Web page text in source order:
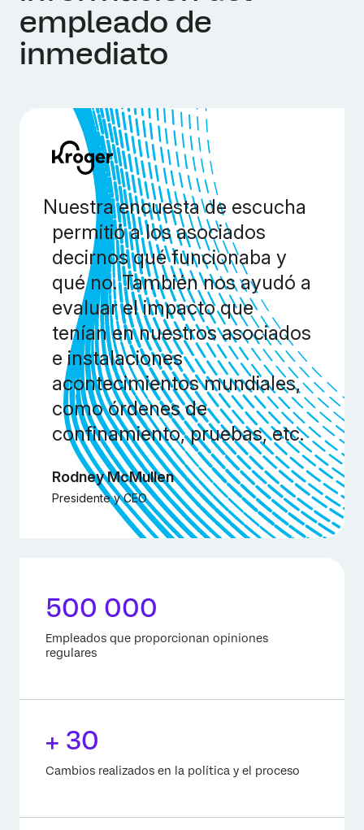
empleado de
inmediato
Nuestra encuesta de escucha
permitió a los asociados
decirnos qué funcionaba y
qué no. También nos ayudó a
evaluar el impacto que
tenían en nuestros asociados
e instalaciones
acontecimientos mundiales,
como órdenes de
confinamiento, pruebas, etc.
Rodney McMullen
Presidente y CEO
500 000
Empleados que proporcionan opiniones
regulares
+ 30
Cambios realizados en la política y el proceso